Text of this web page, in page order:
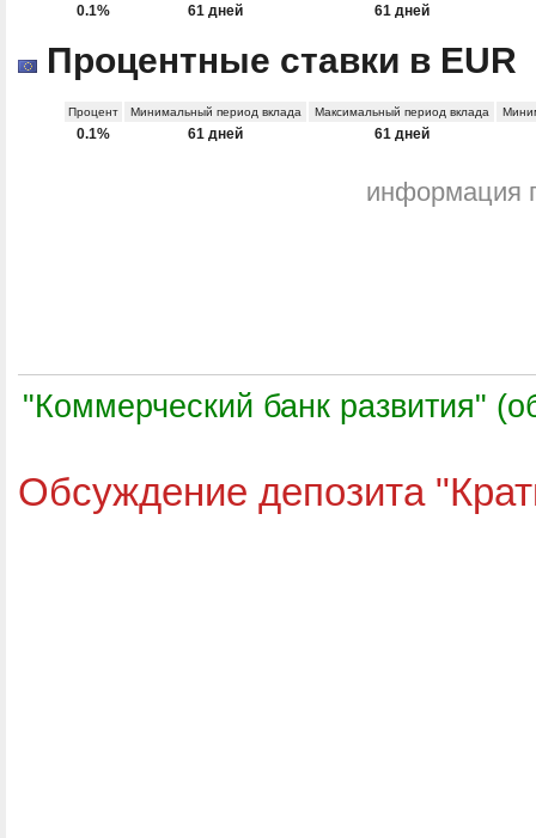
0.1% 61 дней 61 дней
Процентные ставки в EUR
Процент Минимальный период вклада Максимальный период вклада
0.1% 61 дней 61 дней
информация
"Коммерческий банк развития"
Обсуждение депозита